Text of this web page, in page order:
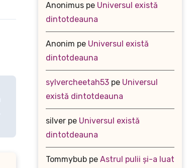
Anonimus pe Universul există
dintotdeauna
Anonim pe Universul există
dintotdeauna
sylvercheetah53 pe Universul
există dintotdeauna
silver pe Universul există
dintotdeauna
Tommybub pe Astrul pulii și-a luat